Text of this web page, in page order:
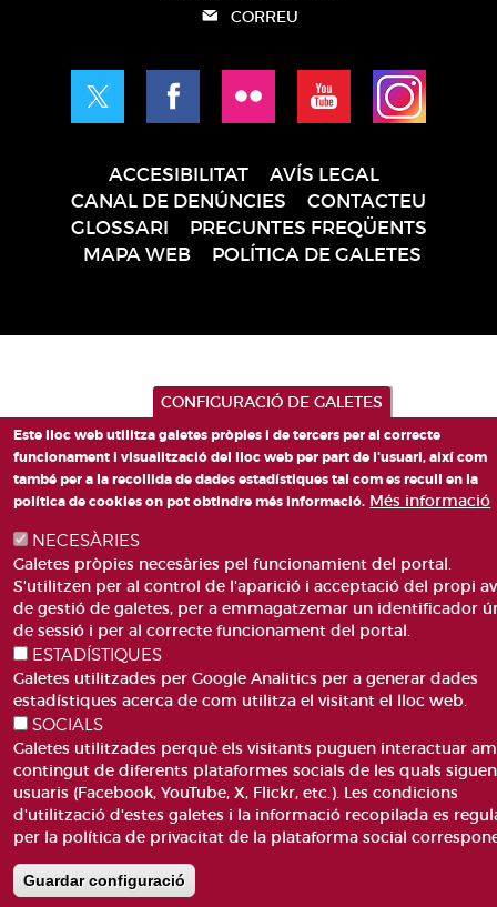
CORREU
página
ACCESIBILITAT
AVÍS LEGAL
CANAL DE DENÚNCIES
CONTACTEU
GLOSSARI
PREGUNTES FREQÜENTS
MAPA WEB
POLÍTICA DE GALETES
CONFIGURACIÓ DE GALETES
Este lloc web utilitza galetes pròpies i de tercers per al correcte
funcionament i visualització del lloc web per part de l'usuari, així com
també per a la recollida de dades estadístiques tal com es recull en la
política de cookies on pot obtindre més informació. Més informació
NECESÀRIES
Galetes pròpies necesàries pel funcionamient del portal.
S'utilitzen per al control de l'aparició i acceptació del propi
de gestió de galetes, per a emmagatzemar un identificador
de sessió i per al correcte funcionament del portal.
ESTADÍSTIQUES
Galetes utilitzades per Google Analitics per a generar dades
estadístiques acerca de com utilitza el visitant el lloc web.
SOCIALS
Galetes utilitzades perquè els visitants puguen interactuar
contingut de diferents plataformes socials de les quals siguen
usuaris (Facebook, YouTube, X, Flickr, etc.). Les condicions
d'utilització d'estes galetes i la informació recopilada es
per la política de privacitat de la plataforma social
Guardar configuració